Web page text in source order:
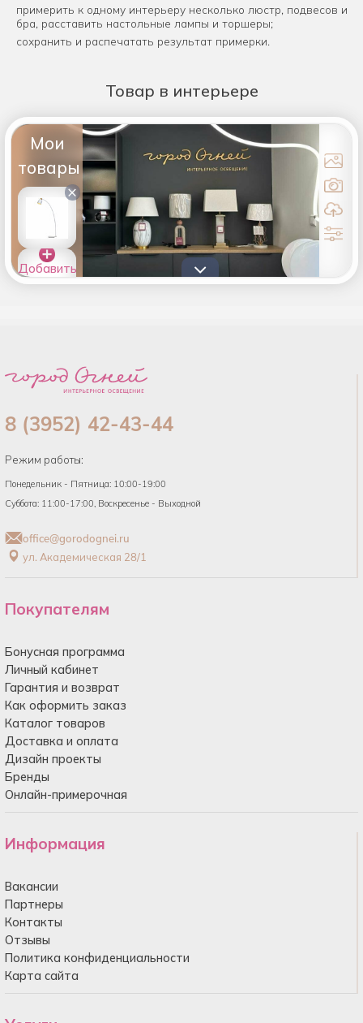
примерить к одному интерьеру несколько люстр, подвесов и
бра, расставить настольные лампы и торшеры;
сохранить и распечатать результат примерки.
Товар в интерьере
Мои
товары
×
Добавить
товары в
8 (3952) 42-43-44
Режим работы:
Понедельник - Пятница: 10:00-19:00
Суббота: 11:00-17:00, Воскресенье - Выходной
office@gorodognei.ru
ул. Академическая 28/1
Покупателям
Бонусная программа
Личный кабинет
Гарантия и возврат
Как оформить заказ
Каталог товаров
Доставка и оплата
Дизайн проекты
Бренды
Онлайн-примерочная
Информация
Вакансии
Партнеры
Контакты
Отзывы
Политика конфиденциальности
Карта сайта